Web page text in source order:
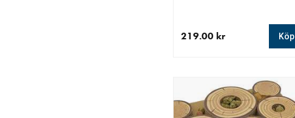
219.00 kr Köp